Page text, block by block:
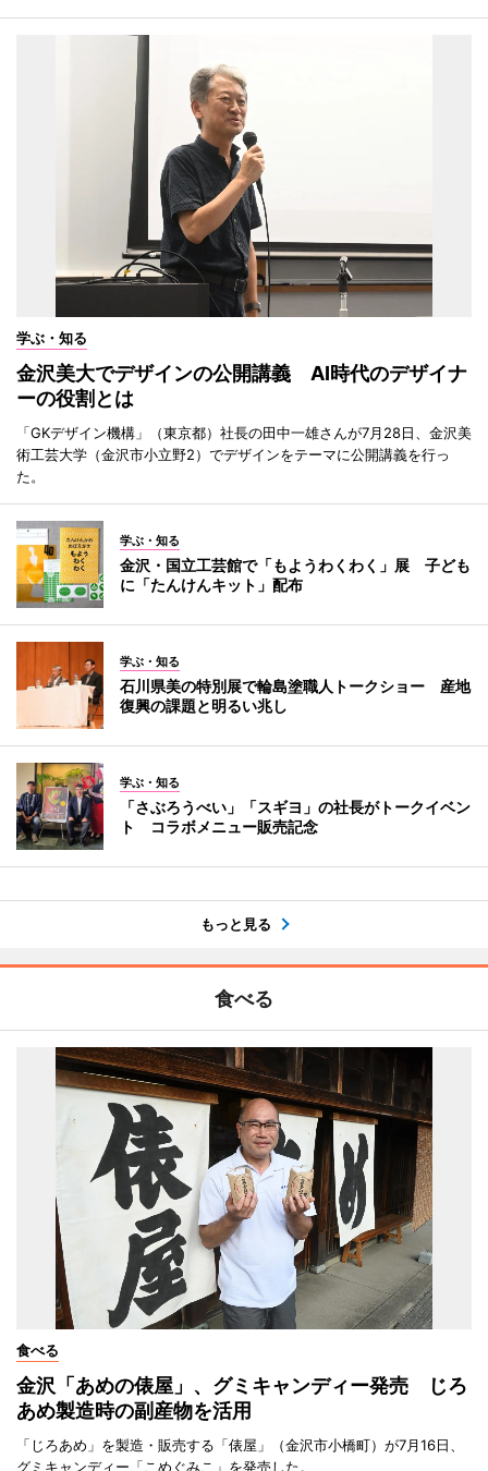
学ぶ・知る
金沢美大でデザインの公開講義 AI時代のデザイナ
ーの役割とは
「GKデザイン機構」（東京都）社長の田中一雄さんが7月28日、金沢美
術工芸大学（金沢市小立野2）でデザインをテーマに公開講義を行っ
た。
学ぶ・知る
金沢・国立工芸館で「もようわくわく」展 子ども
に「たんけんキット」配布
学ぶ・知る
石川県美の特別展で輪島塗職人トークショー 産地
復興の課題と明るい兆し
学ぶ・知る
「さぶろうべい」「スギヨ」の社長がトークイベン
ト コラボメニュー販売記念
もっと見る
食べる
食べる
金沢「あめの俵屋」、グミキャンディー発売 じろ
あめ製造時の副産物を活用
「じろあめ」を製造・販売する「俵屋」（金沢市小橋町）が7月16日、
グミキャンディー「こめぐみこ」を発売した。